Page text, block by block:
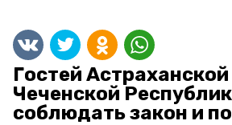
Гостей
Чеченской
соблюдать закон и